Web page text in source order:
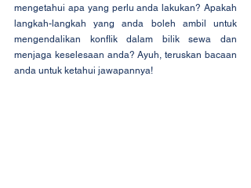
mengetahui apa yang perlu anda lakukan? Apakah
langkah-langkah yang anda boleh ambil untuk
mengendalikan konflik dalam bilik sewa dan
menjaga keselesaan anda? Ayuh, teruskan bacaan
anda untuk ketahui jawapannya!